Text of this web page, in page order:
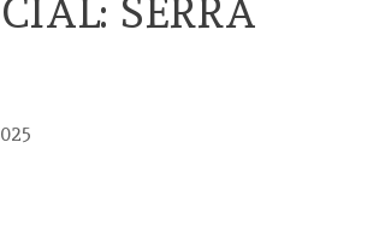
SERRA